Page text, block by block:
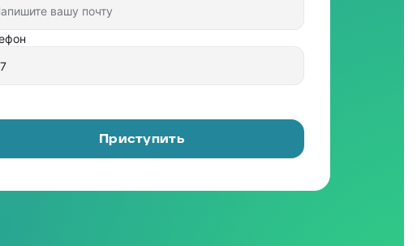
Приступить